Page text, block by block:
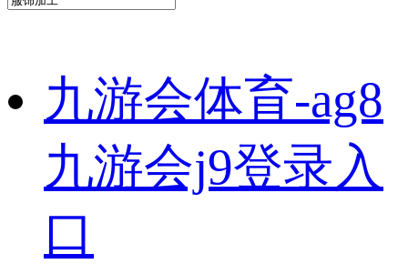
九游会体育-ag8
九游会j9登录入
口